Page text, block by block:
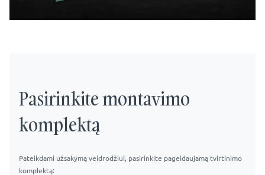
Pasirinkite montavimo
komplektą
Pateikdami užsakymą veidrodžiui, pasirinkite pageidaujamą tvirtinimo
komplektą: